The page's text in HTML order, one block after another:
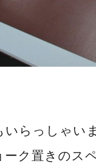
いらっしゃい
ーク置きのス